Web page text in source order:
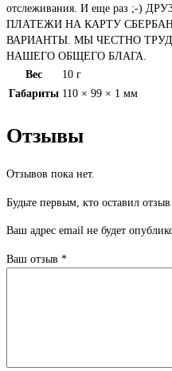
отслеживания. И еще раз ;-)
ПЛАТЕЖИ НА КАРТУ
ВАРИАНТЫ. МЫ ЧЕСТНО
НАШЕГО ОБЩЕГО БЛАГА.
Вес
10 г
Габариты 110 × 99 × 1 мм
Отзывы
Отзывов пока нет.
Будьте первым, кто оставил
Ваш адрес email не будет
Ваш отзыв *